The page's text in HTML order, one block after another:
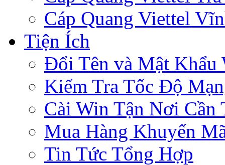
Cáp Quang Viettel
Tiện Ích
Đổi Tên và Mật Khẩu
Kiểm Tra Tốc Độ
Cài Win Tận Nơi Cần
Mua Hàng Khuyến
Tin Tức Tổng Hợp